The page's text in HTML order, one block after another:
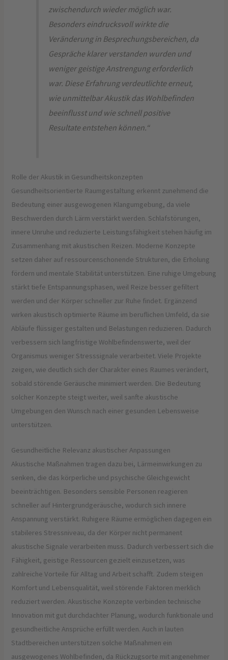
zwischendurch wieder möglich war.
Besonders eindrucksvoll wirkte die
Veränderung in Besprechungsbereichen, da
Gespräche klarer verstanden wurden und
weniger geistige Anstrengung erforderlich
war. Diese Erfahrung verdeutlichte erneut,
wie unmittelbar Akustik das Wohlbefinden
beeinflusst und wie schnell positive
Resultate entstehen können.“
Rolle der Akustik in Gesundheitskonzepten
Gesundheitsorientierte Raumgestaltung erkennt zunehmend die
Bedeutung einer ausgewogenen Klangumgebung, da viele
Beschwerden durch Lärm verstärkt werden. Schlafstörungen,
innere Unruhe und reduzierte Leistungsfähigkeit stehen häufig im
Zusammenhang mit akustischen Reizen. Moderne Konzepte
setzen daher auf ressourcenschonende Strukturen, die Erholung
fördern und mentale Stabilität unterstützen. Eine ruhige Umgebung
stärkt tiefe Entspannungsphasen, weil Reize besser gefiltert
werden und der Körper schneller zur Ruhe findet. Ergänzend
wirken akustisch optimierte Räume im beruflichen Umfeld, da sie
Abläufe flüssiger gestalten und Belastungen reduzieren. Dadurch
verbessern sich langfristige Wohlbefindenswerte, weil der
Organismus weniger Stresssignale verarbeitet. Viele Projekte
zeigen, wie deutlich sich der Charakter eines Raumes verändert,
sobald störende Geräusche minimiert werden. Die Bedeutung
solcher Konzepte steigt weiter, weil sanfte akustische
Umgebungen den Wunsch nach einer gesunden Lebensweise
unterstützen.
Gesundheitliche Relevanz akustischer Anpassungen
Akustische Maßnahmen tragen dazu bei, Lärmeinwirkungen zu
senken, die das körperliche und psychische Gleichgewicht
beeinträchtigen. Besonders sensible Personen reagieren
schneller auf Hintergrundgeräusche, wodurch sich innere
Anspannung verstärkt. Ruhigere Räume ermöglichen dagegen ein
stabileres Stressniveau, da der Körper nicht permanent
akustische Signale verarbeiten muss. Dadurch verbessert sich die
Fähigkeit, geistige Ressourcen gezielt einzusetzen, was
zahlreiche Vorteile für Alltag und Arbeit schafft. Zudem steigen
Komfort und Lebensqualität, weil störende Faktoren merklich
reduziert werden. Akustische Konzepte verbinden technische
Innovation mit gut durchdachter Planung, wodurch funktionale und
gesundheitliche Ansprüche erfüllt werden. Auch in lauten
Stadtbereichen unterstützen solche Maßnahmen ein
ausgewogenes Wohlbefinden, da Rückzugsorte mit angenehmer